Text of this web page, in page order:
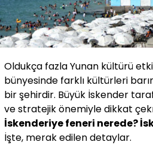
Oldukça fazla Yunan kültürü
bünyesinde farklı kültürleri
bir şehirdir. Büyük İskender
ve stratejik önemiyle dikkat
İskenderiye feneri nerede?
İşte, merak edilen detaylar.